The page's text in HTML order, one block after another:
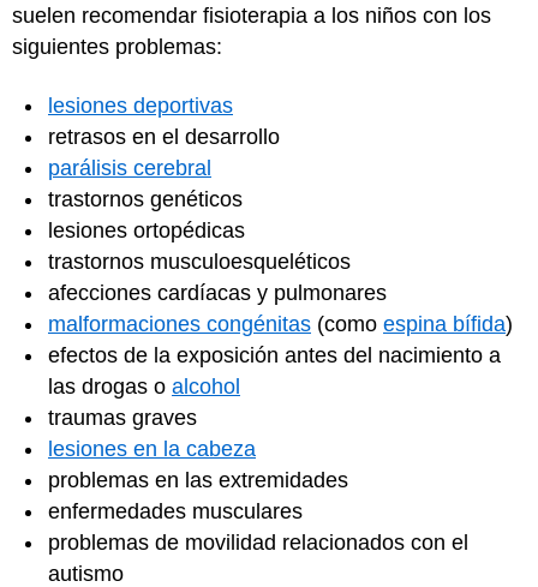
suelen recomendar fisioterapia a los niños con los
siguientes problemas:
lesiones deportivas
retrasos en el desarrollo
parálisis cerebral
trastornos genéticos
lesiones ortopédicas
trastornos musculoesqueléticos
afecciones cardíacas y pulmonares
malformaciones congénitas (como espina bífida)
efectos de la exposición antes del nacimiento a
las drogas o alcohol
traumas graves
lesiones en la cabeza
problemas en las extremidades
enfermedades musculares
problemas de movilidad relacionados con el
autismo